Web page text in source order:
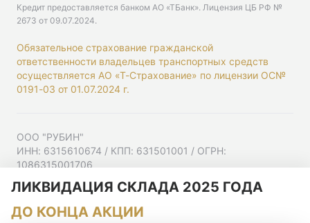
Кредит предоставляется банком АО «ТБанк». Лицензия ЦБ РФ №
2673 от 09.07.2024.
Обязательное страхование гражданской
ответственности владельцев транспортных средств
осуществляется АО «Т-Страхование» по лицензии ОС№
0191-03 от 01.07.2024 г.
ООО "РУБИН"
ИНН: 6315610674 / КПП: 631501001 / ОГРН:
1086315001706
Ульяновская ул, д. 52/55, помещ. 9-18
Согласие на рекламную рассылку
ЛИКВИДАЦИЯ СКЛАДА 2025 ГОДА
ДО КОНЦА АКЦИИ